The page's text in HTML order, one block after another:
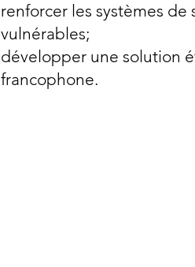
renforcer les systèmes de
vulnérables;
développer une solution
francophone.